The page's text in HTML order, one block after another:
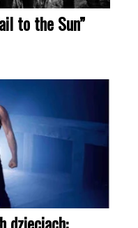
to the Sun”
dzieciach: